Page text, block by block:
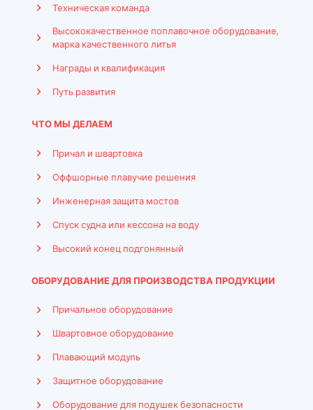
Техническая команда
Высококачественное поплавочное оборудование,
марка качественного литья
Награды и квалификация
Путь развития
ЧТО МЫ ДЕЛАЕМ
Причал и швартовка
Оффшорные плавучие решения
Инженерная защита мостов
Спуск судна или кессона на воду
Высокий конец подгонянный
ОБОРУДОВАНИЕ ДЛЯ ПРОИЗВОДСТВА ПРОДУКЦИИ
Причальное оборудование
Швартовное оборудование
Плавающий модуль
Защитное оборудование
Оборудование для подушек безопасности